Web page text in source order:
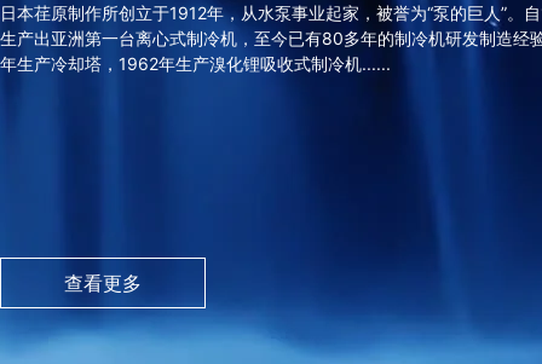
日本荏原制作所创立于1912年，从水泵事业起家，被誉为“泵的巨人”。
生产出亚洲第一台离心式制冷机，至今已有80多年的制冷机研发制造经
年生产冷却塔，1962年生产溴化锂吸收式制冷机......
查看更多